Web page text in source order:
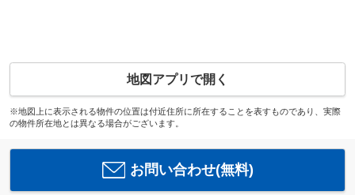
地図アプリで開く
※地図上に表示される物件の位置は付近住所に所在することを表すものであり、実際
の物件所在地とは異なる場合がございます。
お問い合わせ(無料)